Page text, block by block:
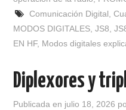
MUMLA APP ( MUY FÁCIL )
Comunicación Digital,
MODOS DIGITALES,JS8,
EN HF, Modos digitales
Diplexores y
Publicada en julio 18, 2026